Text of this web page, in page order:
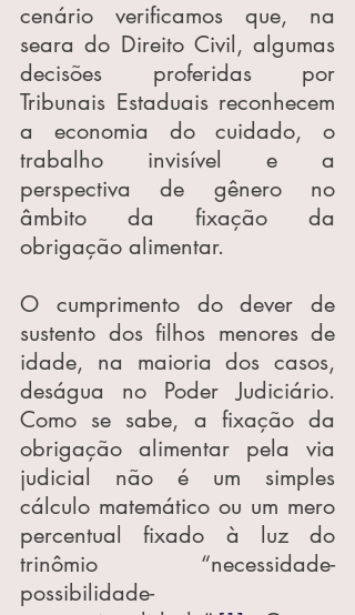
cenário verificamos que, na
seara do Direito Civil, algumas
decisões proferidas por
Tribunais Estaduais reconhecem
a economia do cuidado, o
trabalho invisível e a
perspectiva de gênero no
âmbito da fixação da
obrigação alimentar.
O cumprimento do dever de
sustento dos filhos menores de
idade, na maioria dos casos,
deságua no Poder Judiciário.
Como se sabe, a fixação da
obrigação alimentar pela via
judicial não é um simples
cálculo matemático ou um mero
percentual fixado à luz do
trinômio “necessidade-
possibilidade-